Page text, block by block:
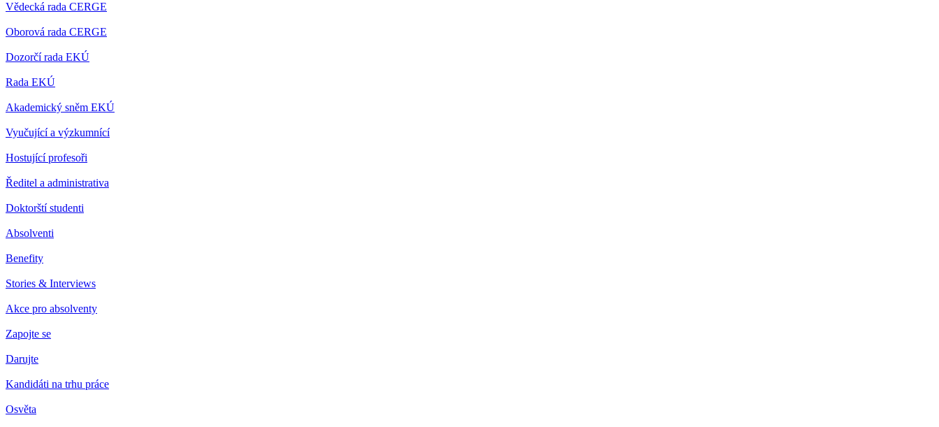
Vědecká rada CERGE
Oborová rada CERGE
Dozorčí rada EKÚ
Rada EKÚ
Akademický sněm EKÚ
Vyučující a výzkumnící
Hostující profesoři
Ředitel a administrativa
Doktorští studenti
Absolventi
Benefity
Stories & Interviews
Akce pro absolventy
Zapojte se
Darujte
Kandidáti na trhu práce
Osvěta